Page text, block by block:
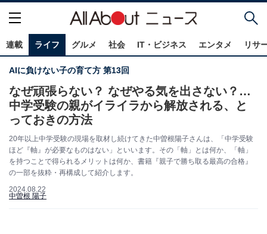
連載 ライフ グルメ 社会 IT・ビジネス エンタメ リサ
AIに負けない子の育て方 第13回
なぜ頑張らない？ なぜやる気を出さない？…
中学受験の親がイライラから解放される、と
っておきの方法
20年以上中学受験の現場を取材し続けてきた中曽根陽子さんは、「中学受験
ほど『軸』が必要なものはない」といいます。その「軸」とは何か、「軸」
を持つことで得られるメリットは何か、書籍『親子で勝ち取る最高の合格』
の一部を抜粋・再構成して紹介します。
2024.08.22
中曽根 陽子